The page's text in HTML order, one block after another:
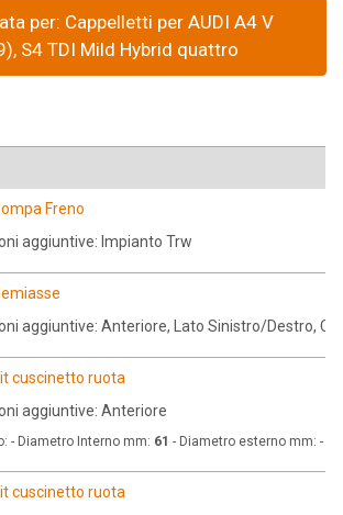
per: Cappelletti per AUDI A4 V
S4 TDI Mild Hybrid quattro
Freno
aggiuntive: Impianto Trw
aggiuntive: Anteriore, Lato Sinistro/Destro,
cuscinetto ruota
aggiuntive: Anteriore
- Diametro Interno mm: 61 - Diametro esterno mm: -
cuscinetto ruota